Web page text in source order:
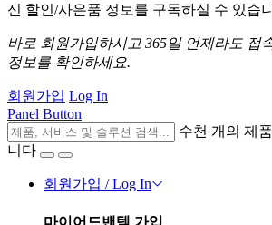
신 할인/사은품 정보를 구독하실 수 있습
바로 회원가입하시고 365일 언제라도 접
정보를 확인하세요.
회원가입 Log In
Panel Button
수천 개의 제
니다
회원가입 / Log In